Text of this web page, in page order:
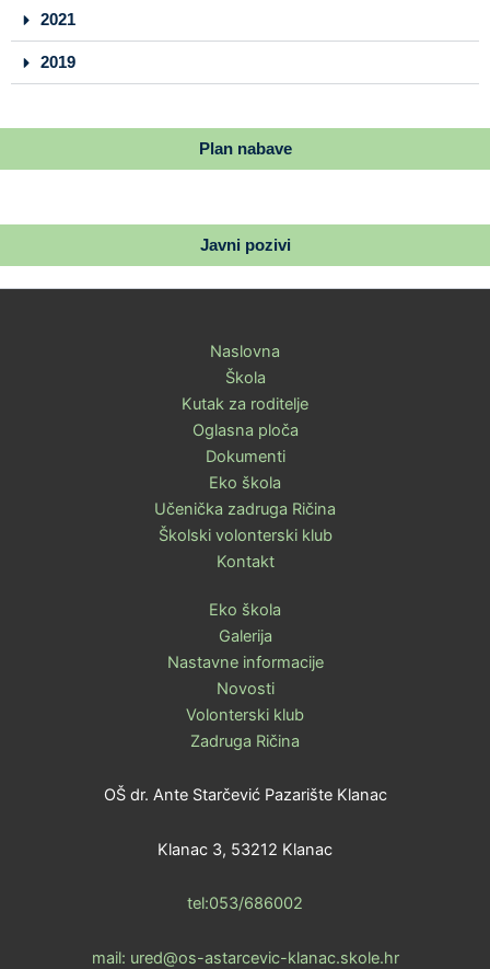
2021
2019
Plan nabave
Javni pozivi
Naslovna
Škola
Kutak za roditelje
Oglasna ploča
Dokumenti
Eko škola
Učenička zadruga Ričina
Školski volonterski klub
Kontakt
Eko škola
Galerija
Nastavne informacije
Novosti
Volonterski klub
Zadruga Ričina
OŠ dr. Ante Starčević Pazarište Klanac
Klanac 3, 53212 Klanac
tel:053/686002
mail: ured@os-astarcevic-klanac.skole.hr